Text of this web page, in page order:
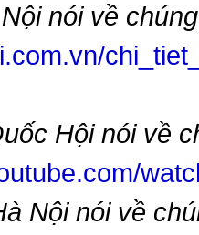
nói về chúng
Hội nói về
Nội nói về